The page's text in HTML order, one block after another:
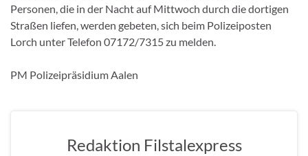
Personen, die in der Nacht auf Mittwoch durch die dortigen
Straßen liefen, werden gebeten, sich beim Polizeiposten
Lorch unter Telefon 07172/7315 zu melden.
PM Polizeipräsidium Aalen
Redaktion Filstalexpress